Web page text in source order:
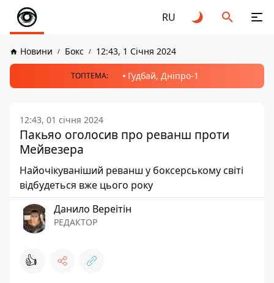
RU
Новини Бокс 12:43, 1 Січня 2024
ТОПТЕМА: Гудбай, Дніпро-1
12:43, 01 січня 2024
Пакьяо оголосив про реванш проти
Мейвезера
Найочікуваніший реванш у боксерському світі
відбудеться вже цього року
Данило Вереітін
РЕДАКТОР
👍